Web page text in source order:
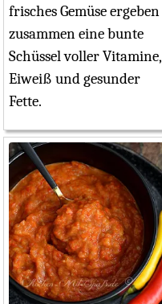
frisches Gemüse ergeben
zusammen eine bunte
Schüssel voller Vitamine,
Eiweiß und gesunder
Fette.